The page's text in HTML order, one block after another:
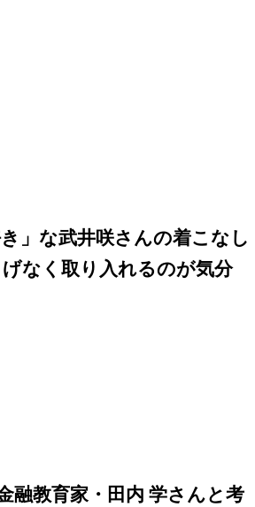
き」な武井咲さんの着こなし
なく取り入れるのが気分
融教育家・田内 学さんと考